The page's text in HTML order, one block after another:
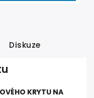
Diskuze
KRYTU NA